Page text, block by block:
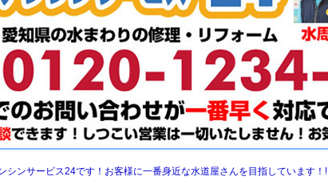
シンサービス24です！お客様に一番身近な水道屋さんを目指しています！!